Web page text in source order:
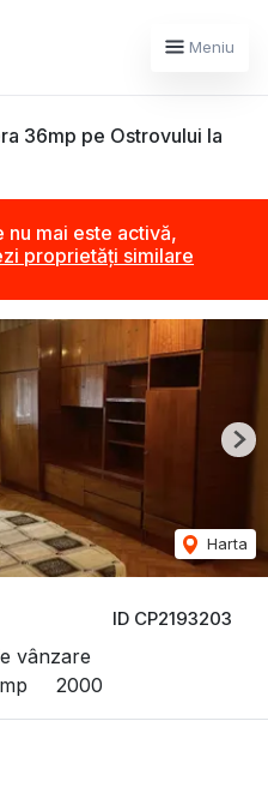
Meniu
36mp pe Ostrovului la
mai este activă,
proprietăți similare
ID CP2193203
vânzare
2000
Harta